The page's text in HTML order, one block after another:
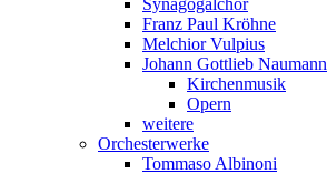
Synagogalchor
Franz Paul Kröhne
Melchior Vulpius
Johann Gottlieb Naumann
Kirchenmusik
Opern
weitere
Orchesterwerke
Tommaso Albinoni